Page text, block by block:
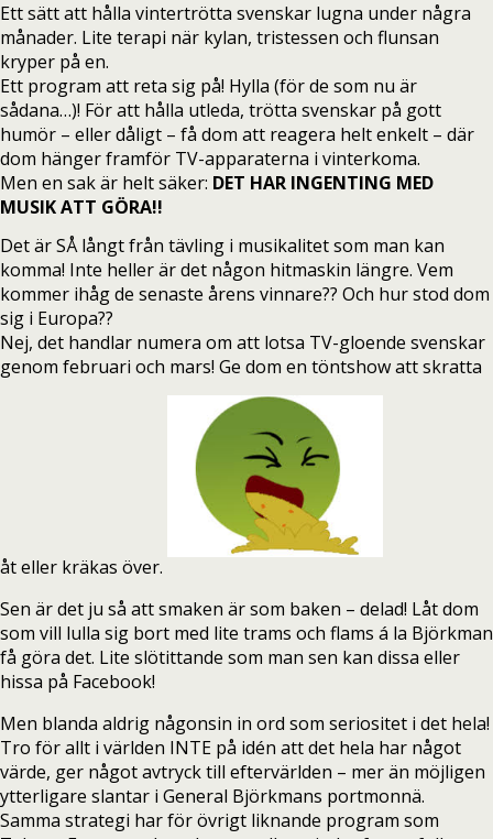
Ett sätt att hålla vintertrötta svenskar lugna under några
månader. Lite terapi när kylan, tristessen och flunsan
kryper på en.
Ett program att reta sig på! Hylla (för de som nu är
sådana…)! För att hålla utleda, trötta svenskar på gott
humör – eller dåligt – få dom att reagera helt enkelt – där
dom hänger framför TV-apparaterna i vinterkoma.
Men en sak är helt säker: DET HAR INGENTING MED
MUSIK ATT GÖRA!!
Det är SÅ långt från tävling i musikalitet som man kan
komma! Inte heller är det någon hitmaskin längre. Vem
kommer ihåg de senaste årens vinnare?? Och hur stod dom
sig i Europa??
Nej, det handlar numera om att lotsa TV-gloende svenskar
genom februari och mars! Ge dom en töntshow att skratta
åt eller kräkas över.
Sen är det ju så att smaken är som baken – delad! Låt dom
som vill lulla sig bort med lite trams och flams á la Björkman
få göra det. Lite slötittande som man sen kan dissa eller
hissa på Facebook!
Men blanda aldrig någonsin in ord som seriositet i det hela!
Tro för allt i världen INTE på idén att det hela har något
värde, ger något avtryck till eftervärlden – mer än möjligen
ytterligare slantar i General Björkmans portmonnä.
Samma strategi har för övrigt liknande program som